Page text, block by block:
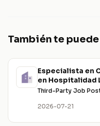
También te
Especialista en
en Hospitalidad
Third-Party Job
2026-07-21